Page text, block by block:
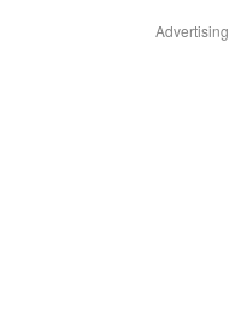
Advertising